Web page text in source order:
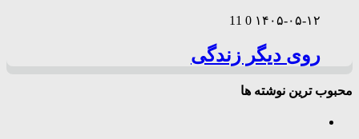
۱۴۰۵-۰۵-۱۲ 0
11
روی دیگر زندگی
محبوب ترین نوشته ها